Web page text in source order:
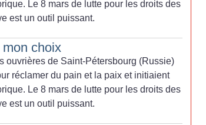
Le 8 mars de lutte pour les droits des
est un outil puissant.
choix
ouvrières de Saint-Pétersbourg (Russie)
réclamer du pain et la paix et initiaient
Le 8 mars de lutte pour les droits des
est un outil puissant.